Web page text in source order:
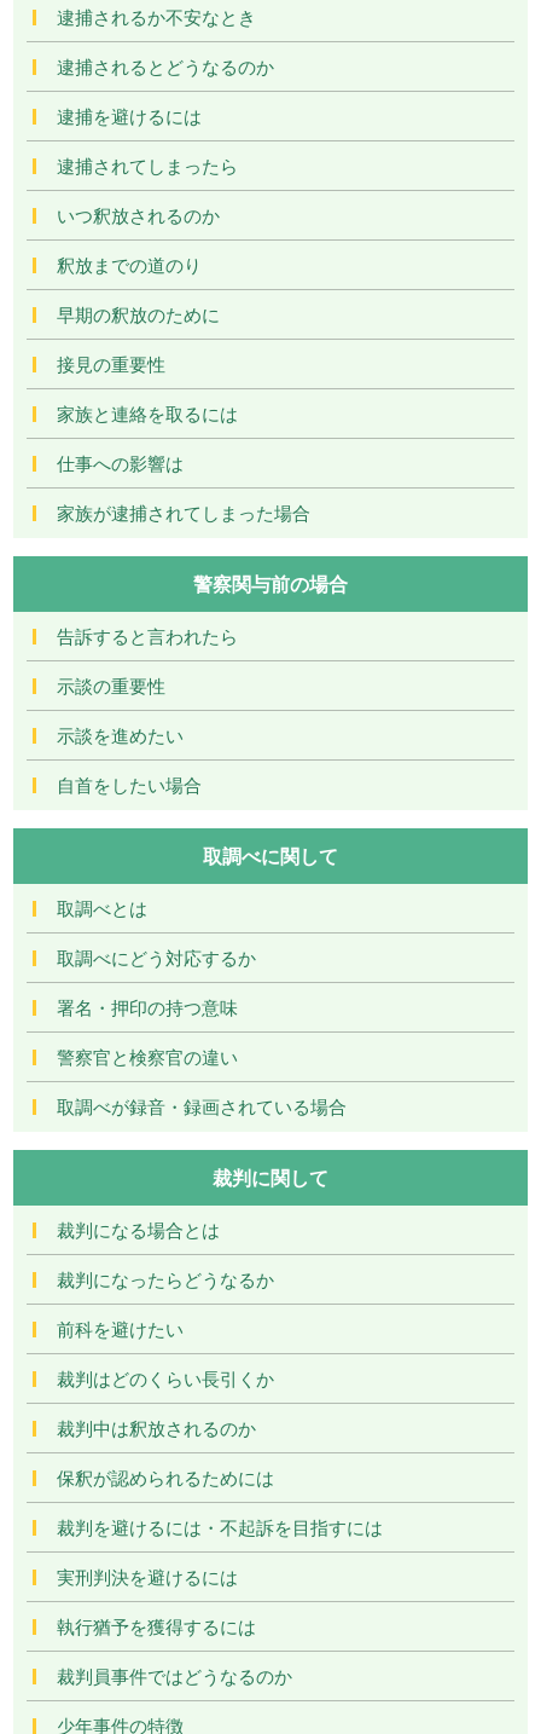
逮捕されるか不安なとき
逮捕されるとどうなるのか
逮捕を避けるには
逮捕されてしまったら
いつ釈放されるのか
釈放までの道のり
早期の釈放のために
接見の重要性
家族と連絡を取るには
仕事への影響は
家族が逮捕されてしまった場合
警察関与前の場合
告訴すると言われたら
示談の重要性
示談を進めたい
自首をしたい場合
取調べに関して
取調べとは
取調べにどう対応するか
署名・押印の持つ意味
警察官と検察官の違い
取調べが録音・録画されている場合
裁判に関して
裁判になる場合とは
裁判になったらどうなるか
前科を避けたい
裁判はどのくらい長引くか
裁判中は釈放されるのか
保釈が認められるためには
裁判を避けるには・不起訴を目指すには
実刑判決を避けるには
執行猶予を獲得するには
裁判員事件ではどうなるのか
少年事件の特徴